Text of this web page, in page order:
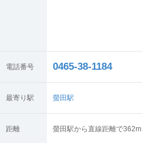
電話番号 0465-38-1184
最寄り駅 螢田駅
距離 螢田駅から直線距離で362m